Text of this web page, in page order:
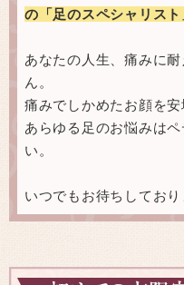
の「足のスペシャリス
あなたの人生、痛みに
ん。
痛みでしかめたお顔を安
あらゆる足のお悩みは
い。
いつでもお待ちしており